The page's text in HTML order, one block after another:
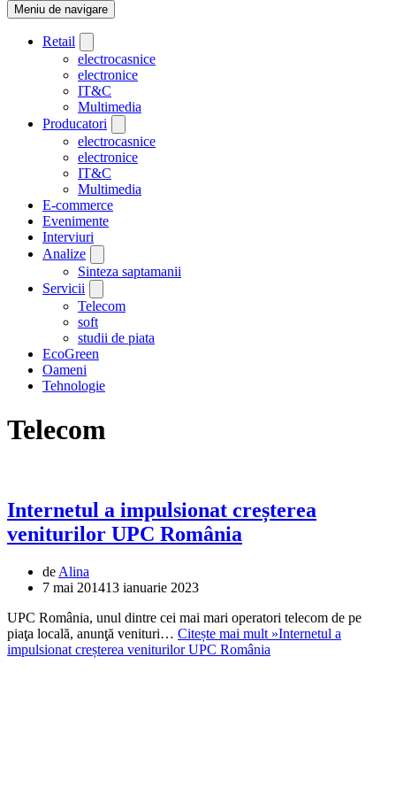
Meniu de navigare
Retail
electrocasnice
electronice
IT&C
Multimedia
Producatori
electrocasnice
electronice
IT&C
Multimedia
E-commerce
Evenimente
Interviuri
Analize
Sinteza saptamanii
Servicii
Telecom
soft
studii de piata
EcoGreen
Oameni
Tehnologie
Telecom
Internetul a impulsionat creșterea
veniturilor UPC România
de Alina
7 mai 201413 ianuarie 2023
UPC România, unul dintre cei mai mari operatori telecom de pe
piaţa locală, anunţă venituri… Citește mai mult »Internetul a
impulsionat creșterea veniturilor UPC România